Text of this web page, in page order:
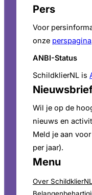
Pers
Voor
onze perspagina
ANBI-Status
SchildklierNL is
Wil je op de
nieuws en
Meld je aan
per jaar).
Menu
Over SchildklierNL